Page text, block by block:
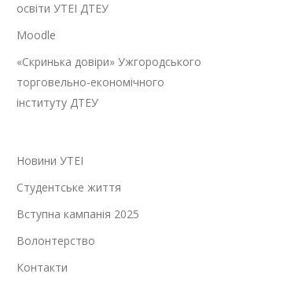
освіти УТЕІ ДТЕУ
Moodle
«Скринька довіри» Ужгородського
торговельно-економічного
інституту ДТЕУ
Новини УТЕІ
Студентське життя
Вступна кампанія 2025
Волонтерство
Контакти